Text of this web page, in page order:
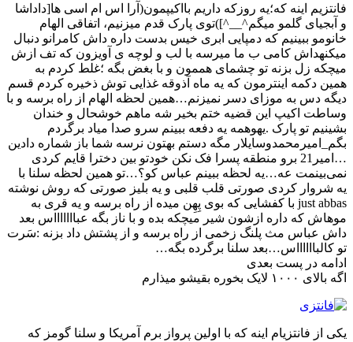
فانتزیم اینه که؛یه روزکه داریم بااکیپمون(آرا اس ام اسی ها[داداشا
و آبجیای گلمو میگم^__^])توی پارک قدم میزنیم، اتفاقی الهام
خانومو ببینیم که دمپایی ابری خیس بدست داره داش کامرانو دنبال
میکنهداش کامی ب ما میرسه با لب و لوچه ی آویزون که تف ازش
میچکه زل بزنه تو چشمای هممون و با بغض بگه ؛غلط کردم به
همین دکمه اینترمون که یه ماه آذوقه غذایی توش ذخیره کردم قسم
دیگه دس به موزای دسر نمیزنم…همین لحظه الهام از راه برسه و با
وساطت اکیپ این قضیه ختم بخیر شه ماهم خوشحال و خندان
بشینیم تو پارک .یهوهمه یه دفعه ببینم سرو صدا میاد برگردم
بگم_امیرمحمدوسایلار مگه دستم بهتون نرسه شما باز شماره دادین
…امیر21 برو منطقه پسرا فک نکن خودتو بین دخترا قایم کردی
نمی‌بینمت عه…یه لحظه ببینم عباس کو؟…تو همین لحظه سلنا با
یه شروار کردی صورتی قلب قلبی و یه بلیز صورتی که روش نوشته
just abbas با کفشایی که بوی پِهِن میده از راه برسه و یه قری به
موهاش که داره ازشون شیر میچکه بده و با ناز بگه عباااااااس بعد
داش عباس مث پلنگ زخمی از راه برسه و از پشتش داد بزنه :سَرت
تو کالبااااااس…بعد سلنا برگرده بگه…
ادامه در پست بعدی
اگه بالای ۱۰۰۰ لایک بخوره بقیشو میذارم
یکی از فانتزیام اینه که با اولین پرواز برم آمریکا و سلنا گومز که